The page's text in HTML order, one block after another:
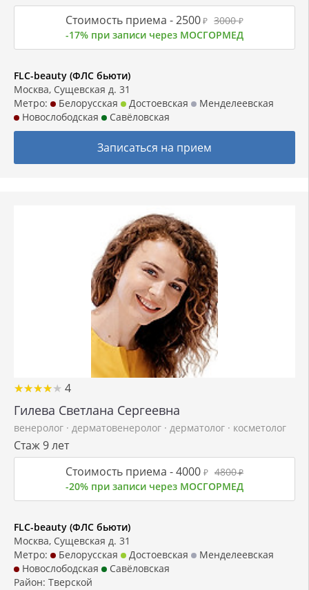
Стоимость приема -2500₽ 3000₽
-17% при записи через МОСГОРМЕД
FLC-beauty (ФЛС бьюти)
Москва, Сущевская д. 31
Метро:
Белорусская Достоевская
Менделеевская
Новослободская
Савёловская
Записаться на прием
★★★★★
★★★★★ 4
Гилева Светлана Сергеевна
венеролог · дерматовенеролог · дерматолог · косметолог
Стаж 9 лет
Стоимость приема -4000 ₽ 4800₽
-20% при записи через МОСГОРМЕД
FLC-beauty (ФЛС бьюти)
Москва, Сущевская д. 31
Метро:
Белорусская Достоевская
Менделеевская
Новослободская
Савёловская
Район: Тверской